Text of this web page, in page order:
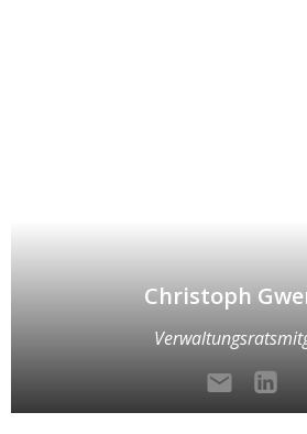
Christoph